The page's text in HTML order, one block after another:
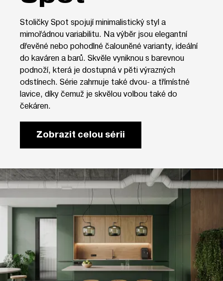
Stoličky Spot spojují minimalistický styl a
mimořádnou variabilitu. Na výběr jsou elegantní
dřevěné nebo pohodlné čalouněné varianty, ideální
do kaváren a barů. Skvěle vyniknou s barevnou
podnoží, která je dostupná v pěti výrazných
odstínech. Série zahrnuje také dvou- a třímístné
lavice, díky čemuž je skvělou volbou také do
čekáren.
Zobrazit celou sérii